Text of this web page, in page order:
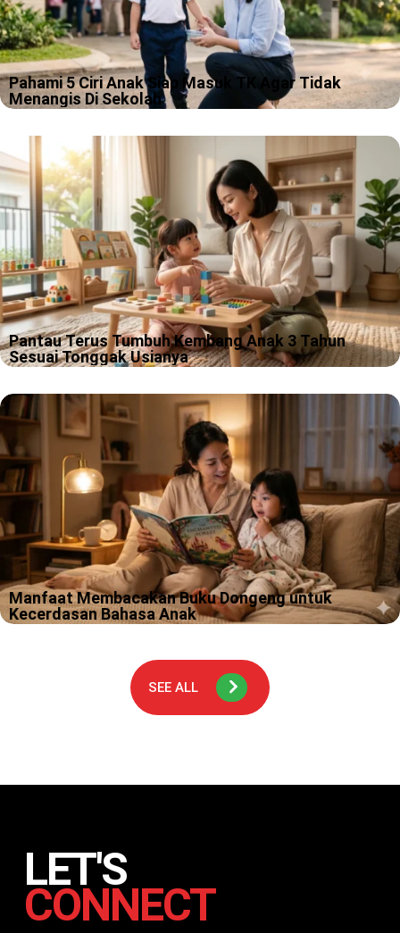
Pahami 5 Ciri Anak Siap Masuk TK Agar Tidak
Menangis Di Sekolah
antar, anak salaman, lalu kamu pulang. Tapi versi kenyataannya
kadang lebih mirip adegan drama keluarga, hanya saja pemeran
utamanya masih pakai…
Pantau Terus Tumbuh Kembang Anak 3 Tahun
Sesuai Tonggak Usianya
cerewet banget, besoknya tiba tiba pendiam dan cuma mau
peluk kamu? Tenang, itu bukan “mode error”, itu tanda otaknya…
Manfaat Membacakan Buku Dongeng untuk
Kecerdasan Bahasa Anak
dia membacakan cerita tentang kelinci kecil yang berani. Si
SEE ALL
LET'S
CONNECT